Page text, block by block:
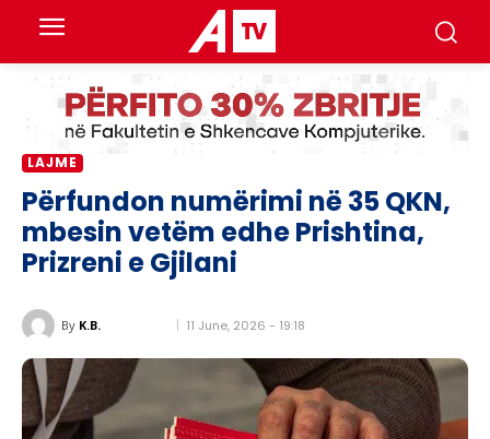
LAJME
Përfundon numërimi në 35 QKN,
mbesin vetëm edhe Prishtina,
Prizreni e Gjilani
By K.B. 11 June, 2026 - 19:18